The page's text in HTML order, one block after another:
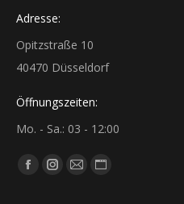
Adresse:
Opitzstraße 10
40470 Düsseldorf
Öffnungszeiten:
Mo. - Sa.: 03 - 12:00
Finden Sie uns auf:
FacebookInstagram
E-
Website